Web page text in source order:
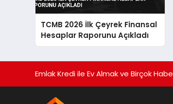
TCMB 2026 İlk Çeyrek Finansal
Hesaplar Raporunu Açıkladı
Emlak Kredi ile Ev Almak ve Birçok